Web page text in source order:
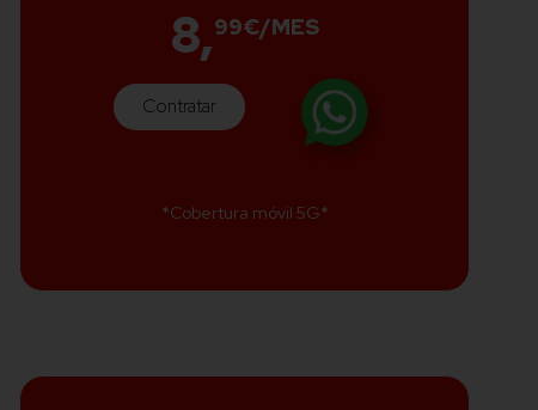
8,99€/MES
Contratar
*Cobertura móvil 5G*